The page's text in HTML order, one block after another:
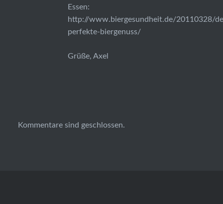
Essen:
http://www.biergesundheit.de/20110328/
perfekte-biergenuss/
Grüße, Axel
Kommentare sind geschlossen.